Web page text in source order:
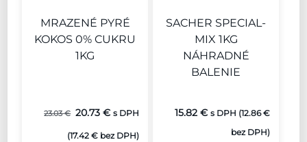
MRAZENÉ PYRÉ
KOKOS 0% CUKRU
1KG
23.03€ Pôvodná
cena
20.73€Aktuálna
cena
s DPH
(17.42€ bez DPH)
SACHER SPECIAL-
MIX 1KG
NÁHRADNÉ
BALENIE
15.82€ s DPH (12.86€
bez DPH)